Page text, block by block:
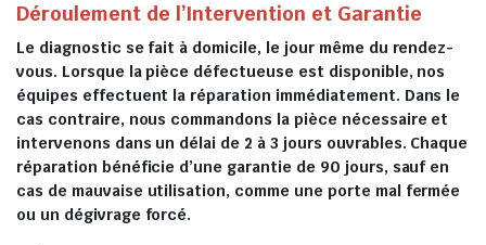
Déroulement de l’Intervention et Garantie
Le diagnostic se fait à domicile, le jour même du rendez-
vous. Lorsque la pièce défectueuse est disponible, nos
équipes effectuent la réparation immédiatement. Dans le
cas contraire, nous commandons la pièce nécessaire et
intervenons dans un délai de 2 à 3 jours ouvrables. Chaque
réparation bénéficie d’une garantie de 90 jours, sauf en
cas de mauvaise utilisation, comme une porte mal fermée
ou un dégivrage forcé.